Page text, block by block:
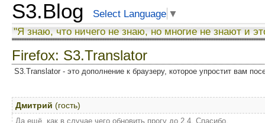
S3.Blog Select Language ▼
"Я знаю, что ничего не знаю, но многие не знают и
Firefox: S3.Translator
S3.Translator - это дополнение к браузеру, которое упростит вам
Дмитрий (гость)
Да ещё, как в случае чего обновить прогу до 2.4. Спасибо.